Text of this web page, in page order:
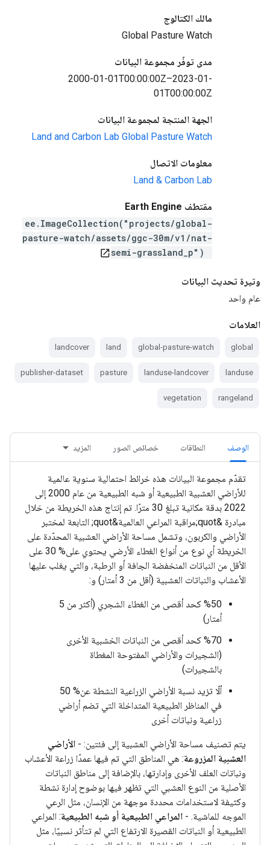
مالك الكتالوج
Global Pasture Watch
مدى توفّر مجموعة البيانات
2000-01-01T00:00:00Z–2023-01-
01T00:00:00Z
الجهة المنتجة لمجموعة البيانات
Land and Carbon Lab Global Pasture Watch
معلومات الاتصال
Land & Carbon Lab
مقتطف Earth Engine
ee.ImageCollection("projects/global-
pasture-watch/assets/ggc-30m/v1/nat-
semi-grassland_p")
open_in_new
وتيرة تحديث البيانات
عام واحد
العلامات
global
global-pasture-watch
land
landcover
landuse
landuse-landcover
pasture
publisher-dataset
rangeland
vegetation
الوصف النطاقات خصائص الصور المزيد
تقدّم مجموعة البيانات هذه خرائط احتمالية سنوية عالمية
للأراضي العشبية الطبيعية أو شبه الطبيعية من عام 2000 إلى
2022 بدقة مكانية تبلغ 30 مترًا. تم إنتاج هذه الخريطة من خلال
مبادرة &quot;مراقبة المراعي العالمية&quot; التابعة لمختبر
الأراضي والكربون، وتشمل مساحة الأراضي العشبية المحدّدة على
الخريطة أي نوع من أنواع الغطاء الأرضي يحتوي على% 30 على
الأقل من النباتات المنخفضة الجافة أو الرطبة، والتي يغلب عليها
الأعشاب والنباتات العشبية (أقل من 3 أمتار) و:
%50 كحد أقصى من الغطاء الشجري (أكثر من 5
أمتار)
%70 كحد أقصى من النباتات الخشبية الأخرى
(الشجيرات والأراضي المفتوحة المغطاة
بالشجيرات)
ألّا تزيد نسبة الأراضي الزراعية النشطة عن% 50
في المناظر الطبيعية المتداخلة التي تضم أراضي
زراعية ونباتات أخرى
يتم تصنيف مساحة الأراضي العشبية إلى فئتين: - الأراضي
العشبية المزروعة: هي المناطق التي تم فيها عمدًا زراعة الأعشاب
ونباتات العلف الأخرى وإدارتها، بالإضافة إلى مناطق النباتات
الأصلية من النوع العشبي التي تظهر فيها بوضوح إدارة نشطة
وكثيفة لاستخدامات محددة موجهة من الإنسان، مثل الرعي
الموجه للماشية. - المراعي الطبيعية أو شبه الطبيعية: المراعي
الطبيعية أو النباتات القصيرة الارتفاع التي لم تتأثر نسبيًا، مثل